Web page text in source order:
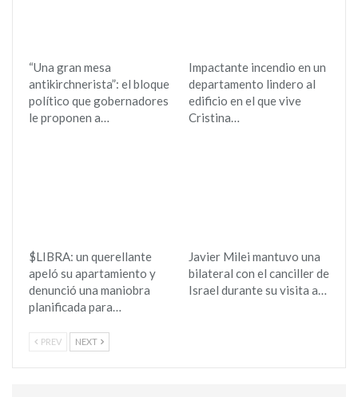
“Una gran mesa
antikirchnerista”: el bloque
político que gobernadores
le proponen a…
Impactante incendio en un
departamento lindero al
edificio en el que vive
Cristina…
$LIBRA: un querellante
apeló su apartamiento y
denunció una maniobra
planificada para…
Javier Milei mantuvo una
bilateral con el canciller de
Israel durante su visita a…
PREV NEXT